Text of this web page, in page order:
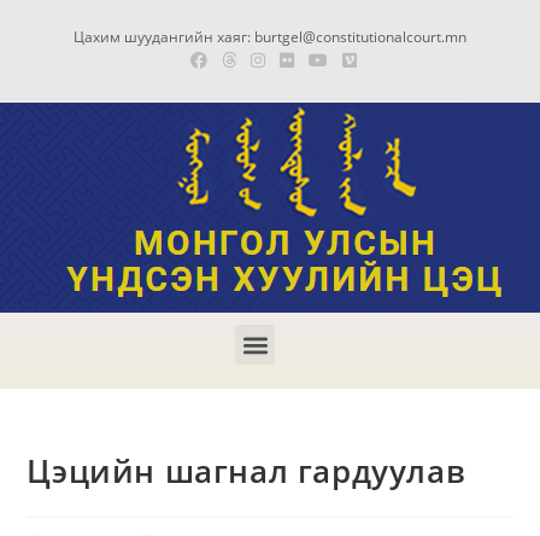
Цахим шуудангийн хаяг: burtgel@constitutionalcourt.mn
Цэцийн шагнал гардуулав